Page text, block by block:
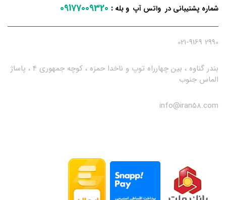
شماره پشتیبانی در واتس آپ و بله :
09177009320
2990 021-9169
بندر گناوه ، بین چهارراه توپ و ناخدا حمزه ، کوچه جمهوری 4 ، پاساژ
الماس جنوب
info@iran58.com